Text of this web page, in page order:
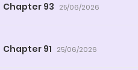
Chapter 93 25/06/2026
Chapter 91 25/06/2026